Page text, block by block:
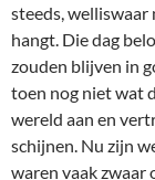
steeds, welliswaar
hangt. Die dag
zouden blijven in
toen nog niet wat
wereld aan en
schijnen. Nu zijn
waren vaak zwaar